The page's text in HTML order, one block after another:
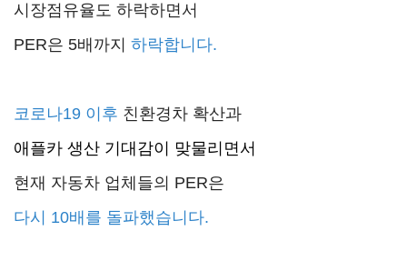
시장점유율도 하락하면서
PER은 5배까지 하락합니다.
코로나19 이후 친환경차 확산과
애플카 생산 기대감이 맞물리면서
현재 자동차 업체들의 PER은
다시 10배를 돌파했습니다.